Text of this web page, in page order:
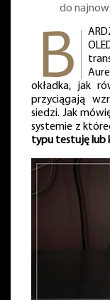
do
okładka, jak
przyciągają
siedzi. Jak
systemie z
typu testuję lub